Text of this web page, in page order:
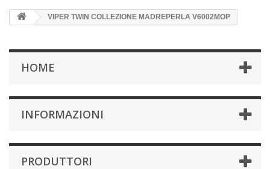
VIPER TWIN COLLEZIONE MADREPERLA V6002MOP
HOME
INFORMAZIONI
PRODUTTORI